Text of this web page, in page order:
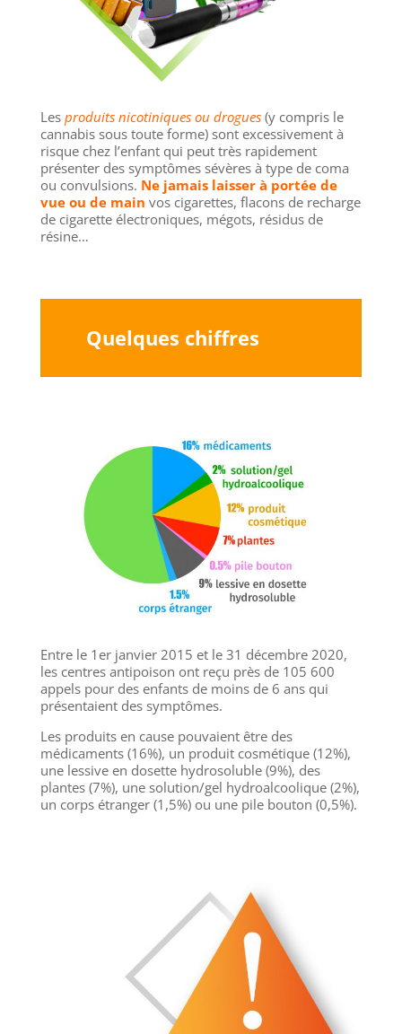
Les produits nicotiniques ou drogues (y compris le
cannabis sous toute forme) sont excessivement à
risque chez l’enfant qui peut très rapidement
présenter des symptômes sévères à type de coma
ou convulsions. Ne jamais laisser à portée de
vue ou de main vos cigarettes, flacons de recharge
de cigarette électroniques, mégots, résidus de
résine…
Quelques chiffres
Entre le 1er janvier 2015 et le 31 décembre 2020,
les centres antipoison ont reçu près de 105 600
appels pour des enfants de moins de 6 ans qui
présentaient des symptômes.
Les produits en cause pouvaient être des
médicaments (16%), un produit cosmétique (12%),
une lessive en dosette hydrosoluble (9%), des
plantes (7%), une solution/gel hydroalcoolique (2%),
un corps étranger (1,5%) ou une pile bouton (0,5%).